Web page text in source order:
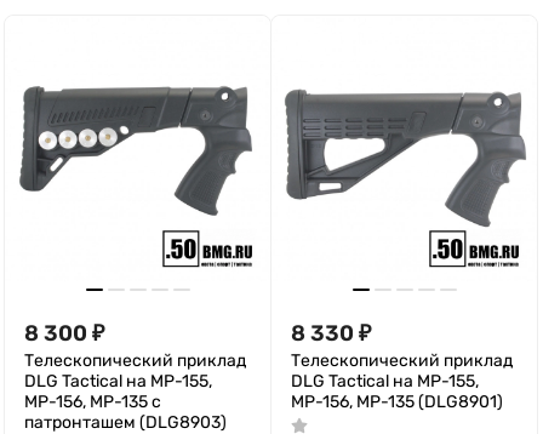
8 300 ₽
Телескопический приклад
DLG Tactical на МР-155,
МР-156, МР-135 с
патронташем (DLG8903)
8 330 ₽
Телескопический приклад
DLG Tactical на МР-155,
МР-156, МР-135 (DLG8901)